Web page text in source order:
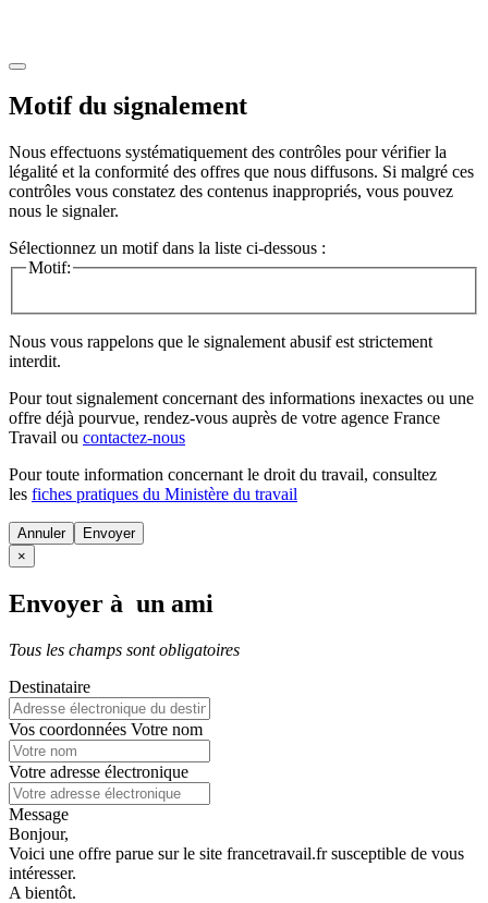
Motif du signalement
Nous effectuons systématiquement des contrôles pour vérifier la
légalité et la conformité des offres que nous diffusons. Si malgré ces
contrôles vous constatez des contenus inappropriés, vous pouvez
nous le signaler.
Sélectionnez un motif dans la liste ci-dessous :
Motif:
Nous vous rappelons que le signalement abusif est strictement
interdit.
Pour tout signalement concernant des informations inexactes ou une
offre déjà pourvue, rendez-vous auprès de votre agence France
Travail ou contactez-nous
Pour toute information concernant le droit du travail, consultez
les fiches pratiques du Ministère du travail
Annuler
×
Envoyer à un ami
Tous les champs sont obligatoires
Destinataire
Vos coordonnées Votre nom
Votre adresse électronique
Message
Bonjour,
Voici une offre parue sur le site francetravail.fr susceptible de vous
intéresser.
A bientôt.